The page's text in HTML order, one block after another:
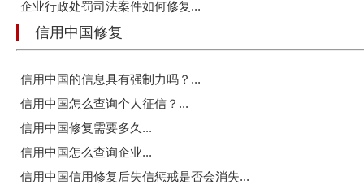
企业行政处罚司法案件如何修复...
信用中国修复
信用中国的信息具有强制力吗？...
信用中国怎么查询个人征信？...
信用中国修复需要多久...
信用中国怎么查询企业...
信用中国信用修复后失信惩戒是否会消失...